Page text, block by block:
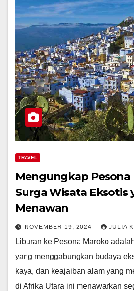
TRAVEL
Mengungkap Pesona
Surga Wisata Eksotis
Menawan
NOVEMBER 19, 2024 JULIA
Liburan ke Pesona Maroko
yang menggabungkan budaya
kaya, dan keajaiban alam yang
di Afrika Utara ini menawarkan